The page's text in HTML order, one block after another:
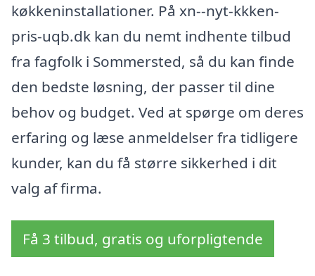
køkkeninstallationer. På xn--nyt-kkken-
pris-uqb.dk kan du nemt indhente tilbud
fra fagfolk i Sommersted, så du kan finde
den bedste løsning, der passer til dine
behov og budget. Ved at spørge om deres
erfaring og læse anmeldelser fra tidligere
kunder, kan du få større sikkerhed i dit
valg af firma.
Få 3 tilbud, gratis og uforpligtende